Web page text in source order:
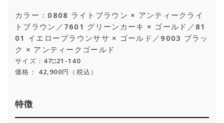
カラー：0808 ライトブラウン × アンティークライ
トブラウン ／7601 グリーンカーキ × ゴールド／81
01 イエローブラウンササ × ゴールド／9003 ブラッ
ク × アンティークゴールド
サイズ：47□21-140
価格： 42,900円（税込）
特徴